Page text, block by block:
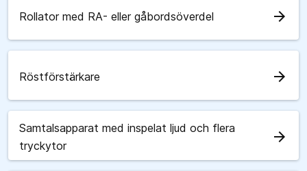
Rollator med RA- eller gåbordsöverdel arrow_forward
Röstförstärkare arrow_forward
Samtalsapparat med inspelat ljud och flera
tryckytor
arrow_forward